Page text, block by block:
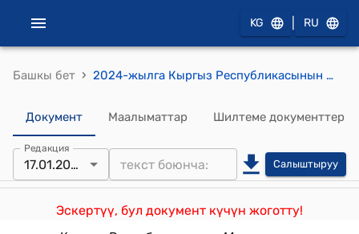
KG RU
Башкы бет › 2024-жылга Кыргыз Республикасынын Министрлер Кабинетинин иш-аракеттер планы (Кыргыз Республикасынын Министрлер Кабинетинин 2024-жылдын 24-январындагы № 14-т тескемеси)
Документ Маалыматтар Шилтеме документтер
Редакция
17.01.2025 Салыштыруу
Эскертүү, бул документ күчүн жоготту!